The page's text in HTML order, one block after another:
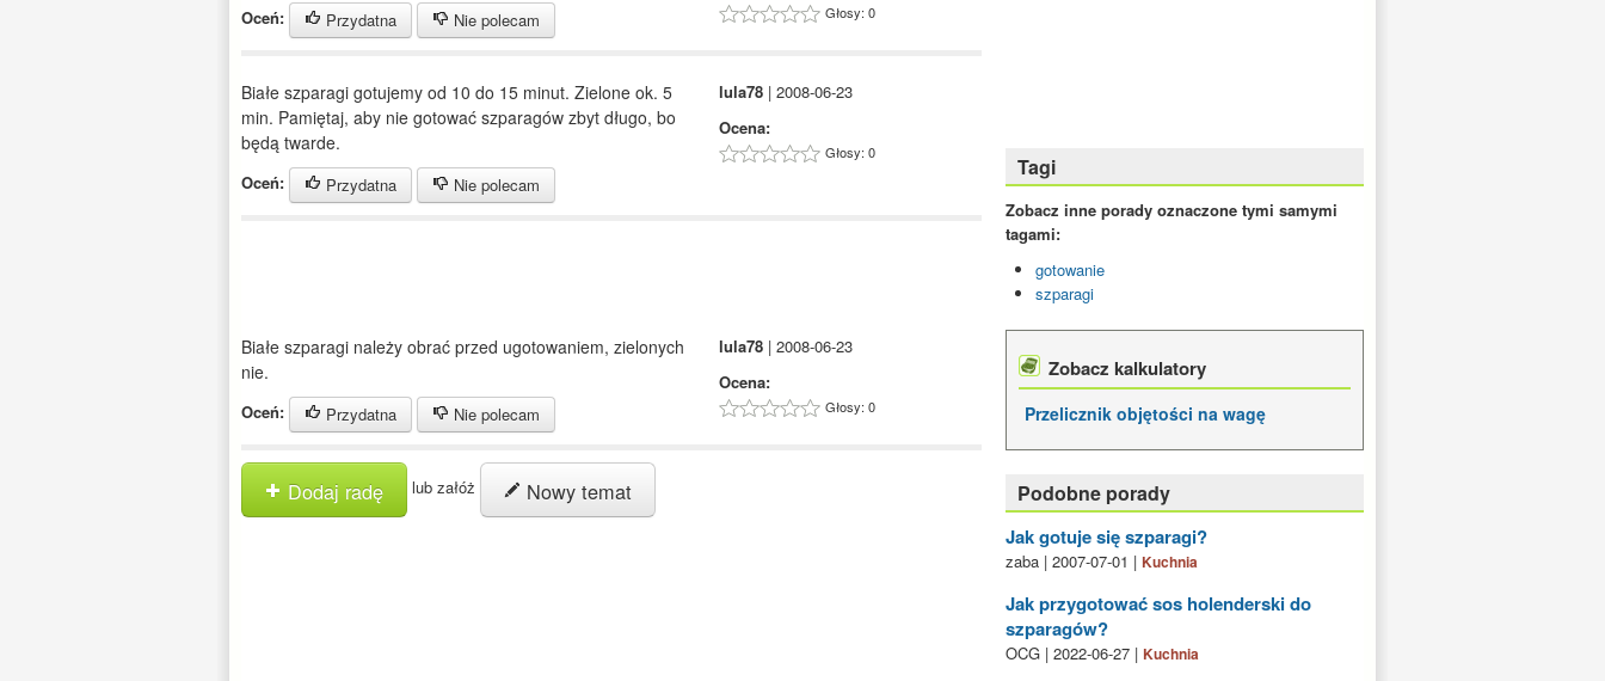
Oceń: Przydatna Nie polecam Głosy: 0
Białe szparagi gotujemy od 10 do 15 minut. Zielone ok. 5
min. Pamiętaj, aby nie gotować szparagów zbyt długo, bo
będą twarde.
Oceń: Przydatna Nie polecam
lula78 | 2008-06-23
Ocena:
Głosy: 0
Białe szparagi należy obrać przed ugotowaniem, zielonych
nie.
Oceń: Przydatna Nie polecam
lula78 | 2008-06-23
Ocena:
Głosy: 0
Dodaj radę lub załóż Nowy temat
Tagi
Zobacz inne porady oznaczone tymi samymi
tagami:
gotowanie
szparagi
Zobacz kalkulatory
Przelicznik objętości na wagę
Podobne porady
Jak gotuje się szparagi?
zaba | 2007-07-01 | Kuchnia
Jak przygotować sos holenderski do
szparagów?
OCG | 2022-06-27 | Kuchnia